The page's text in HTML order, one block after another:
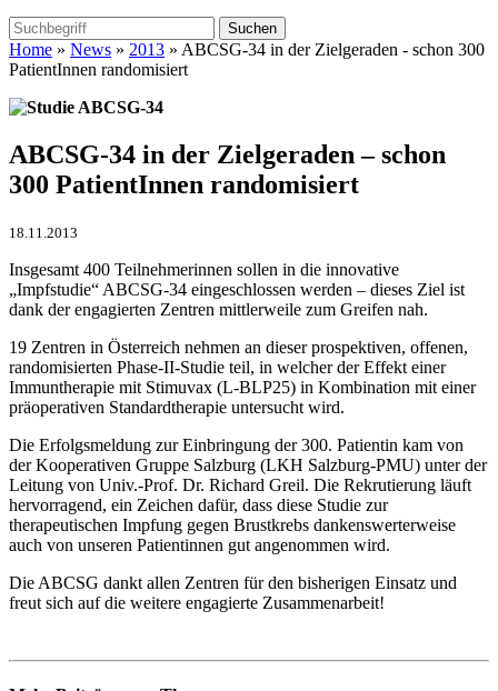
Home » News » 2013 » ABCSG-34 in der Zielgeraden - schon 300
PatientInnen randomisiert
ABCSG-34 in der Zielgeraden – schon
300 PatientInnen randomisiert
18.11.2013
Insgesamt 400 Teilnehmerinnen sollen in die innovative
„Impfstudie“ ABCSG-34 eingeschlossen werden – dieses Ziel ist
dank der engagierten Zentren mittlerweile zum Greifen nah.
19 Zentren in Österreich nehmen an dieser prospektiven, offenen,
randomisierten Phase-II-Studie teil, in welcher der Effekt einer
Immuntherapie mit Stimuvax (L-BLP25) in Kombination mit einer
präoperativen Standardtherapie untersucht wird.
Die Erfolgsmeldung zur Einbringung der 300. Patientin kam von
der Kooperativen Gruppe Salzburg (LKH Salzburg-PMU) unter der
Leitung von Univ.-Prof. Dr. Richard Greil. Die Rekrutierung läuft
hervorragend, ein Zeichen dafür, dass diese Studie zur
therapeutischen Impfung gegen Brustkrebs dankenswerterweise
auch von unseren Patientinnen gut angenommen wird.
Die ABCSG dankt allen Zentren für den bisherigen Einsatz und
freut sich auf die weitere engagierte Zusammenarbeit!